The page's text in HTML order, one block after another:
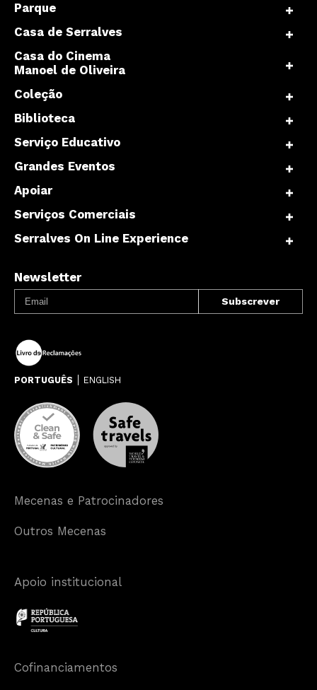
Parque
Casa de Serralves
Casa do Cinema
Manoel de Oliveira
Coleção
Biblioteca
Serviço Educativo
Grandes Eventos
Apoiar
Serviços Comerciais
Serralves On Line Experience
Newsletter
PORTUGUÊS ENGLISH
Mecenas e Patrocinadores
Outros Mecenas
Apoio institucional
Cofinanciamentos